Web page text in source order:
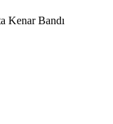
Kenar Bandı